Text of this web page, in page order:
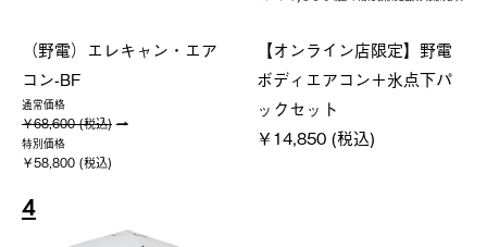
（野電）エレキャン・エア
コン-BF
通常価格
￥68,600 (税込)
特別価格
￥58,800 (税込)
【オンライン店限定】野電
ボディエアコン＋氷点下パ
ックセット
￥14,850 (税込)
4